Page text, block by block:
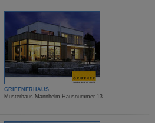
GRIFFNERHAUS
Musterhaus Mannheim Hausnummer 13